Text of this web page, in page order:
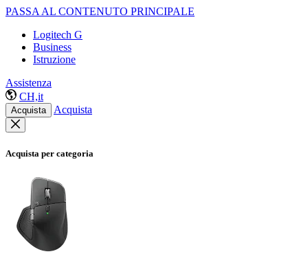
PASSA AL CONTENUTO PRINCIPALE
Logitech G
Business
Istruzione
Assistenza
CH,it
Acquista Acquista
Acquista per categoria